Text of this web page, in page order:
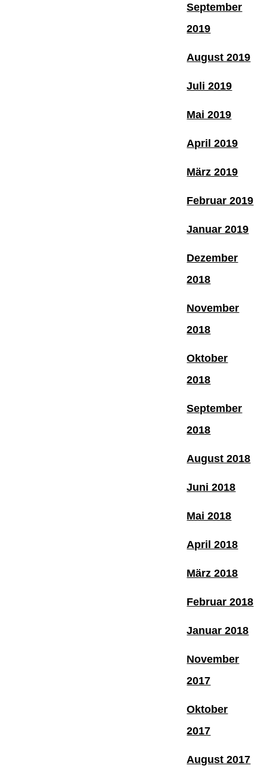
September
2019
August 2019
Juli 2019
Mai 2019
April 2019
März 2019
Februar 2019
Januar 2019
Dezember
2018
November
2018
Oktober
2018
September
2018
August 2018
Juni 2018
Mai 2018
April 2018
März 2018
Februar 2018
Januar 2018
November
2017
Oktober
2017
August 2017